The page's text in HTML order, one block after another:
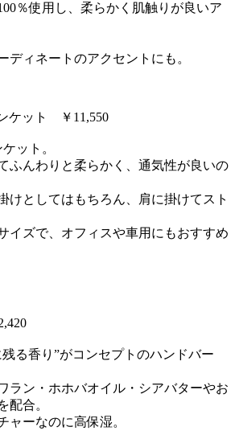
％使用し、柔らかく肌触りが良いア
ディネートのアクセントにも。
ケット ￥11,550
ット。
ふんわりと柔らかく、通気性が良いの
けとしてはもちろん、肩に掛けてスト
イズで、オフィスや車用にもおすすめ
る香り”がコンセプトのハンドバー
ラン・ホホバオイル・シアバターやお
配合。
ャーなのに高保湿。